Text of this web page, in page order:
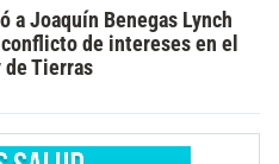
a Joaquín Benegas Lynch
de intereses en el
de Tierras